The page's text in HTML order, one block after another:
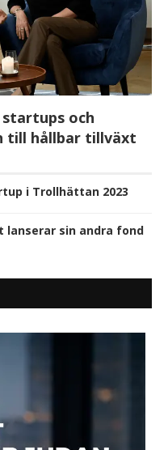
startups och
till hållbar tillväxt
i Trollhättan 2023
lanserar sin andra fond